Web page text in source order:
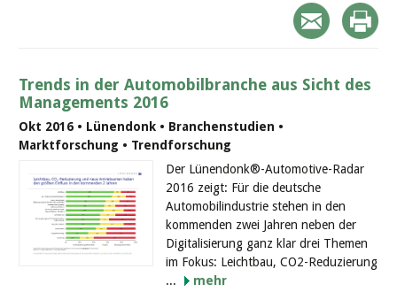
Trends in der Automobilbranche aus Sicht des
Managements 2016
Okt 2016 • Lünendonk • Branchenstudien •
Marktforschung • Trendforschung
Der Lünendonk®-Automotive-Radar
2016 zeigt: Für die deutsche
Automobilindustrie stehen in den
kommenden zwei Jahren neben der
Digitalisierung ganz klar drei Themen
im Fokus: Leichtbau, CO2-Reduzierung
...
mehr